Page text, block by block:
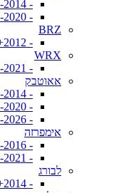
- 2009-2014
- 2015-2020
BRZ
- 2012+
WRX
- 2014-2021
אאוטבק
- 2009-2014
- 2015-2020
- 2021-2026
אימפרזה
- 2011-2016
- 2017-2021
לבורג
- 2014+